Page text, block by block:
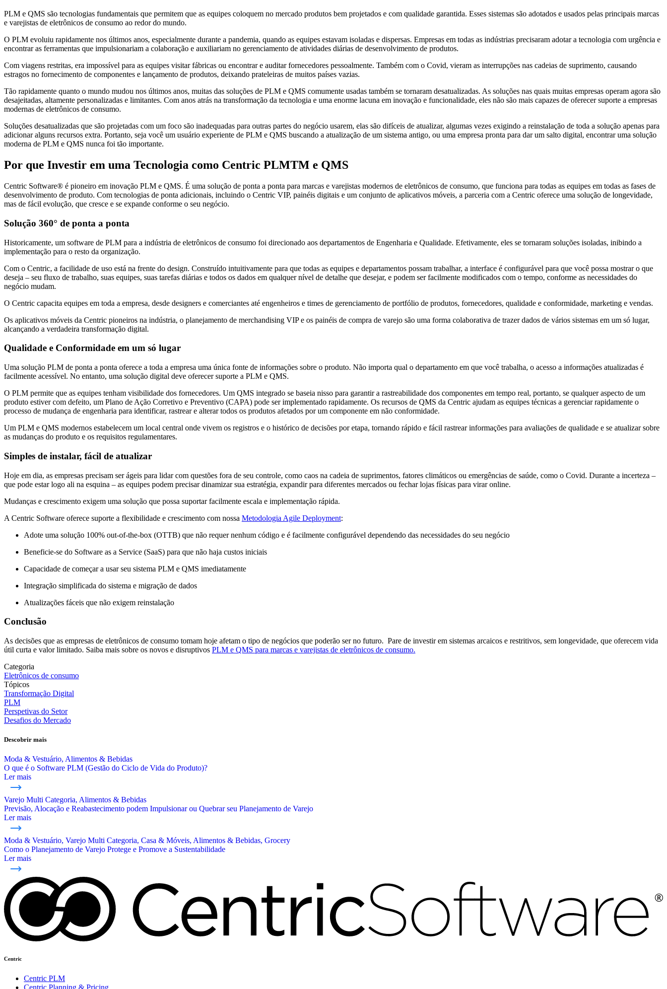
PLM e QMS são tecnologias fundamentais que permitem que as equipes coloquem no mercado produtos bem projetados e com qualidade garantida. Esses sistemas são adotados e usados pelas principais marcas
e varejistas de eletrônicos de consumo ao redor do mundo.
O PLM evoluiu rapidamente nos últimos anos, especialmente durante a pandemia, quando as equipes estavam isoladas e dispersas. Empresas em todas as indústrias precisaram adotar a tecnologia com urgência e
encontrar as ferramentas que impulsionariam a colaboração e auxiliariam no gerenciamento de atividades diárias de desenvolvimento de produtos.
Com viagens restritas, era impossível para as equipes visitar fábricas ou encontrar e auditar fornecedores pessoalmente. Também com o Covid, vieram as interrupções nas cadeias de suprimento, causando
estragos no fornecimento de componentes e lançamento de produtos, deixando prateleiras de muitos países vazias.
Tão rapidamente quanto o mundo mudou nos últimos anos, muitas das soluções de PLM e QMS comumente usadas também se tornaram desatualizadas. As soluções nas quais muitas empresas operam agora são
desajeitadas, altamente personalizadas e limitantes. Com anos atrás na transformação da tecnologia e uma enorme lacuna em inovação e funcionalidade, eles não são mais capazes de oferecer suporte a empresas
modernas de eletrônicos de consumo.
Soluções desatualizadas que são projetadas com um foco são inadequadas para outras partes do negócio usarem, elas são difíceis de atualizar, algumas vezes exigindo a reinstalação de toda a solução apenas para
adicionar alguns recursos extra. Portanto, seja você um usuário experiente de PLM e QMS buscando a atualização de um sistema antigo, ou uma empresa pronta para dar um salto digital, encontrar uma solução
moderna de PLM e QMS nunca foi tão importante.
Por que Investir em uma Tecnologia como Centric PLMTM e QMS
Centric Software® é pioneiro em inovação PLM e QMS. É uma solução de ponta a ponta para marcas e varejistas modernos de eletrônicos de consumo, que funciona para todas as equipes em todas as fases de
desenvolvimento de produto. Com tecnologias de ponta adicionais, incluindo o Centric VIP, painéis digitais e um conjunto de aplicativos móveis, a parceria com a Centric oferece uma solução de longevidade,
mas de fácil evolução, que cresce e se expande conforme o seu negócio.
Solução 360° de ponta a ponta
Historicamente, um software de PLM para a indústria de eletrônicos de consumo foi direcionado aos departamentos de Engenharia e Qualidade. Efetivamente, eles se tornaram soluções isoladas, inibindo a
implementação para o resto da organização.
Com o Centric, a facilidade de uso está na frente do design. Construído intuitivamente para que todas as equipes e departamentos possam trabalhar, a interface é configurável para que você possa mostrar o que
deseja – seu fluxo de trabalho, suas equipes, suas tarefas diárias e todos os dados em qualquer nível de detalhe que desejar, e podem ser facilmente modificados com o tempo, conforme as necessidades do
negócio mudam.
O Centric capacita equipes em toda a empresa, desde designers e comerciantes até engenheiros e times de gerenciamento de portfólio de produtos, fornecedores, qualidade e conformidade, marketing e vendas.
Os aplicativos móveis da Centric pioneiros na indústria, o planejamento de merchandising VIP e os painéis de compra de varejo são uma forma colaborativa de trazer dados de vários sistemas em um só lugar,
alcançando a verdadeira transformação digital.
Qualidade e Conformidade em um só lugar
Uma solução PLM de ponta a ponta oferece a toda a empresa uma única fonte de informações sobre o produto. Não importa qual o departamento em que você trabalha, o acesso a informações atualizadas é
facilmente acessível. No entanto, uma solução digital deve oferecer suporte a PLM e QMS.
O PLM permite que as equipes tenham visibilidade dos fornecedores. Um QMS integrado se baseia nisso para garantir a rastreabilidade dos componentes em tempo real, portanto, se qualquer aspecto de um
produto estiver com defeito, um Plano de Ação Corretivo e Preventivo (CAPA) pode ser implementado rapidamente. Os recursos de QMS da Centric ajudam as equipes técnicas a gerenciar rapidamente o
processo de mudança de engenharia para identificar, rastrear e alterar todos os produtos afetados por um componente em não conformidade.
Um PLM e QMS modernos estabelecem um local central onde vivem os registros e o histórico de decisões por etapa, tornando rápido e fácil rastrear informações para avaliações de qualidade e se atualizar sobre
as mudanças do produto e os requisitos regulamentares.
Simples de instalar, fácil de atualizar
Hoje em dia, as empresas precisam ser ágeis para lidar com questões fora de seu controle, como caos na cadeia de suprimentos, fatores climáticos ou emergências de saúde, como o Covid. Durante a incerteza –
que pode estar logo ali na esquina – as equipes podem precisar dinamizar sua estratégia, expandir para diferentes mercados ou fechar lojas físicas para virar online.
Mudanças e crescimento exigem uma solução que possa suportar facilmente escala e implementação rápida.
A Centric Software oferece suporte a flexibilidade e crescimento com nossa Metodologia Agile Deployment:
Adote uma solução 100% out-of-the-box (OTTB) que não requer nenhum código e é facilmente configurável dependendo das necessidades do seu negócio
Beneficie-se do Software as a Service (SaaS) para que não haja custos iniciais
Capacidade de começar a usar seu sistema PLM e QMS imediatamente
Integração simplificada do sistema e migração de dados
Atualizações fáceis que não exigem reinstalação
Conclusão
As decisões que as empresas de eletrônicos de consumo tomam hoje afetam o tipo de negócios que poderão ser no futuro. Pare de investir em sistemas arcaicos e restritivos, sem longevidade, que oferecem vida
útil curta e valor limitado. Saiba mais sobre os novos e disruptivos PLM e QMS para marcas e varejistas de eletrônicos de consumo.
Categoria
Eletrônicos de consumo
Tópicos
Transformação Digital
PLM
Perspetivas do Setor
Desafios do Mercado
Descobrir mais
Moda & Vestuário, Alimentos & Bebidas
O que é o Software PLM (Gestão do Ciclo de Vida do Produto)?
Ler mais
Varejo Multi Categoria, Alimentos & Bebidas
Previsão, Alocação e Reabastecimento podem Impulsionar ou Quebrar seu Planejamento de Varejo
Ler mais
Moda & Vestuário, Varejo Multi Categoria, Casa & Móveis, Alimentos & Bebidas, Grocery
Como o Planejamento de Varejo Protege e Promove a Sustentabilidade
Ler mais
Centric
Centric PLM
Centric Planning & Pricing